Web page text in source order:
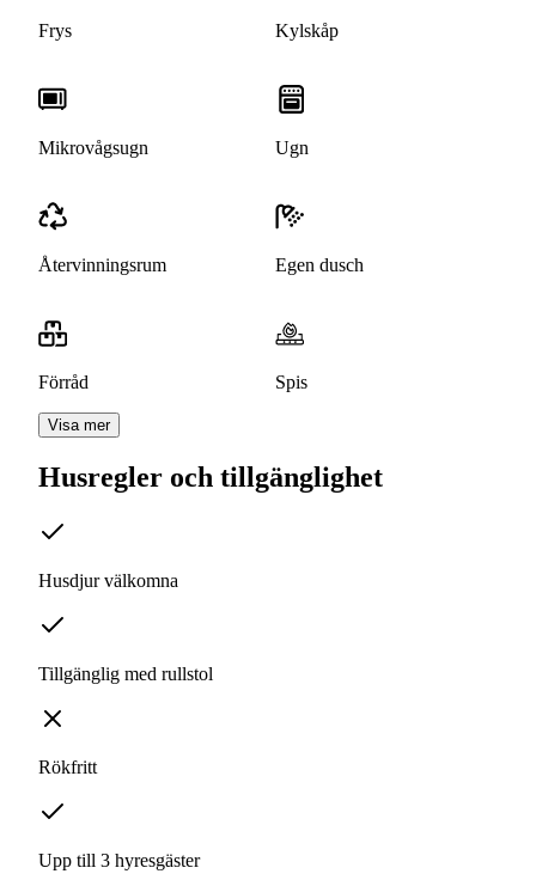
Frys Kylskåp
Mikrovågsugn Ugn
Återvinningsrum Egen dusch
Förråd Spis
Visa mer
Husregler och tillgänglighet
Husdjur välkomna
Tillgänglig med rullstol
Rökfritt
Upp till 3 hyresgäster